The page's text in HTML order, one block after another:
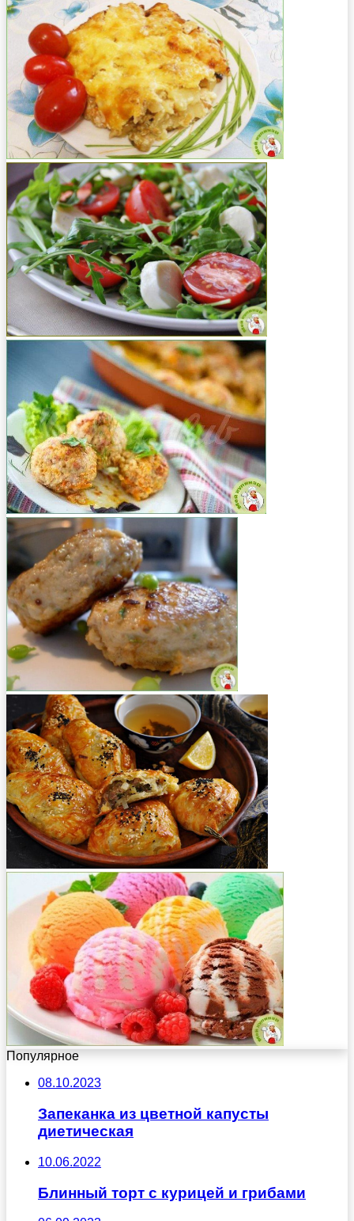
Популярное
08.10.2023
Запеканка из цветной капусты
диетическая
10.06.2022
Блинный торт с курицей и грибами